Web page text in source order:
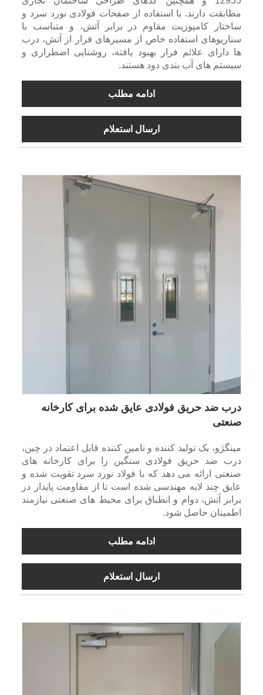
مطابقت دارند. با استفاده از صفحات فولادی نورد سرد و
ساختار کامپوزیت مقاوم در برابر آتش، و متناسب با
سناریوهای استفاده خاص از مسیرهای فرار از آتش، درب
ها دارای علائم فرار بهبود یافته، روشنایی اضطراری و
سیستم های آب بندی دود هستند.
ادامه مطلب
ارسال استعلام
درب ضد حریق فولادی عایق شده برای کارخانه
صنعتی
مینگژو، یک تولید کننده و تامین کننده قابل اعتماد در چین،
درب ضد حریق فولادی سنگین را برای کارخانه های
صنعتی ارائه می دهد که با فولاد نورد سرد تقویت شده و
عایق چند لایه مهندسی شده است تا از مقاومت پایدار در
برابر آتش، دوام و انطباق برای محیط های صنعتی نیازمند
اطمینان حاصل شود.
ادامه مطلب
ارسال استعلام